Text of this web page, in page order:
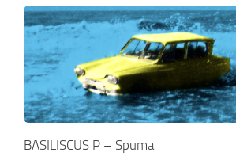
BASILISCUS P – Spuma